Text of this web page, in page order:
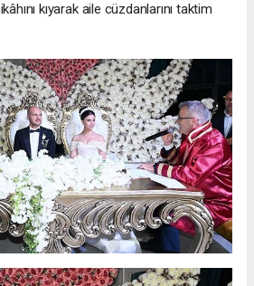
kıyarak aile cüzdanlarını taktim